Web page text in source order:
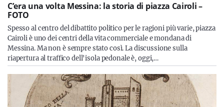
C’era una volta Messina: la storia di piazza Cairoli –
FOTO
Spesso al centro del dibattito politico per le ragioni più varie, piazza
Cairoli è uno dei centri della vita commerciale e mondana di
Messina. Ma non è sempre stato così. La discussione sulla
riapertura al traffico dell'isola pedonale è, oggi,…